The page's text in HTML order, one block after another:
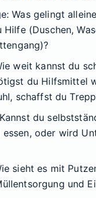
Was gelingt
(Duschen,
weit kannst du
du Hilfsmittel
schaffst du
du
essen, oder wird
sieht es mit
und